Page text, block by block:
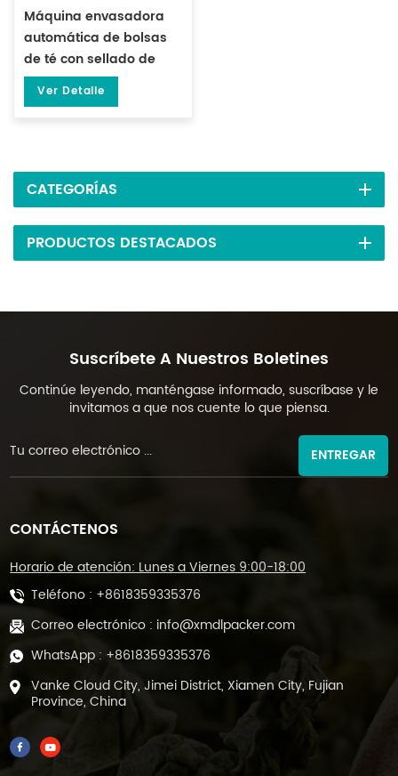
Máquina envasadora
automática de bolsas
de té con sellado de
tres lados y filtro DL-
LSDP
Ver Detalle
CATEGORÍAS
PRODUCTOS DESTACADOS
Suscríbete A Nuestros Boletines
Continúe leyendo, manténgase informado, suscríbase y le
invitamos a que nos cuente lo que piensa.
ENTREGAR
CONTÁCTENOS
Horario de atención: Lunes a Viernes 9:00-18:00
Teléfono : +8618359335376
Correo electrónico : info@xmdlpacker.com
WhatsApp : +8618359335376
Vanke Cloud City, Jimei District, Xiamen City, Fujian
Province, China